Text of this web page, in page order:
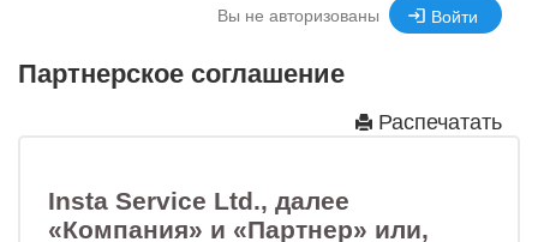
Вы не авторизованы Войти
Партнерское соглашение
Распечатать